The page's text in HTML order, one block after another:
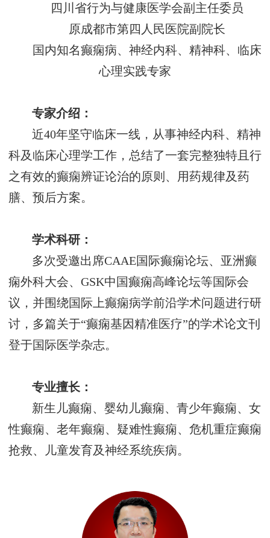
四川省行为与健康医学会副主任委员
原成都市第四人民医院副院长
国内知名癫痫病、神经内科、精神科、临床
心理实践专家
专家介绍：
近40年坚守临床一线，从事神经内科、精神
科及临床心理学工作，总结了一套完整独特且行
之有效的癫痫辨证论治的原则、用药规律及药
膳、预后方案。
学术科研 ：
多次受邀出席CAAE国际癫痫论坛、亚洲癫
痫外科大会、GSK中国癫痫高峰论坛等国际会
议，并围绕国际上癫痫病学前沿学术问题进行研
讨，多篇关于“癫痫基因精准医疗”的学术论文刊
登于国际医学杂志。
专业擅长：
新生儿癫痫、婴幼儿癫痫、青少年癫痫、女
性癫痫、老年癫痫、疑难性癫痫、危机重症癫痫
抢救、儿童发育及神经系统疾病。